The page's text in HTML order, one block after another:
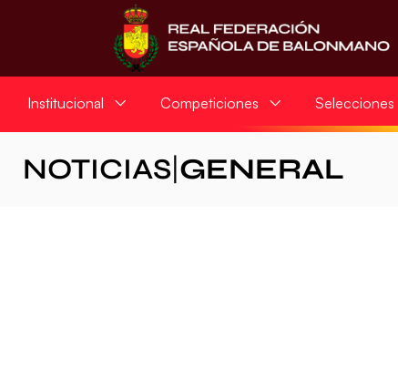
Institucional Competiciones Selecciones
NOTICIAS GENERAL